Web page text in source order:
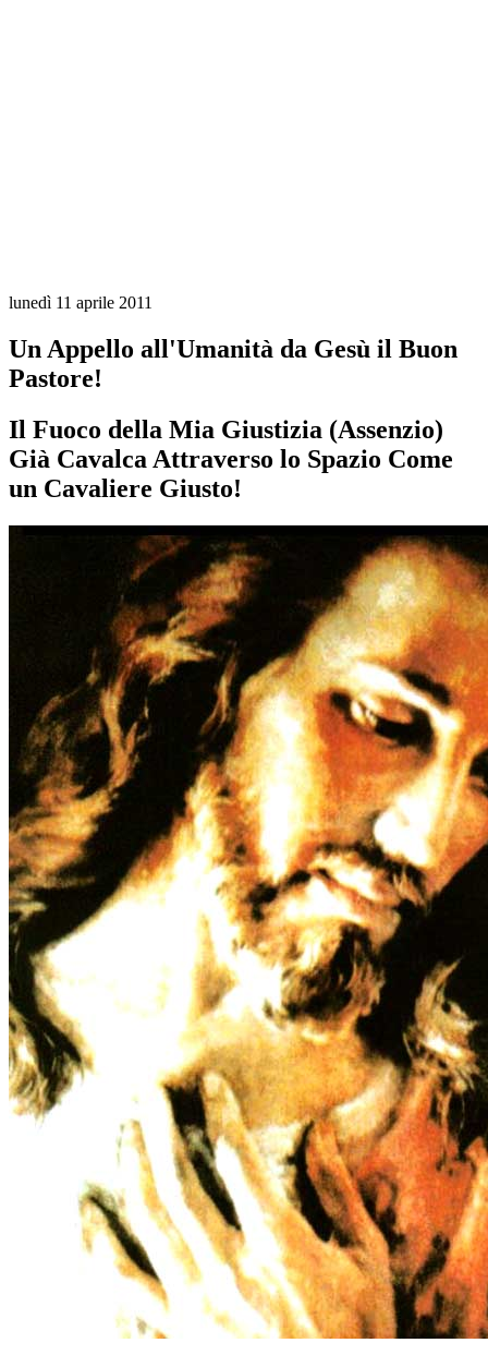
lunedì 11 aprile 2011
Un Appello all'Umanità da Gesù il Buon
Pastore!
Il Fuoco della Mia Giustizia (Assenzio)
Già Cavalca Attraverso lo Spazio Come
un Cavaliere Giusto!